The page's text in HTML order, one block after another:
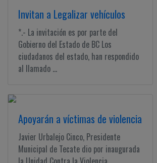
Invitan a Legalizar vehículos
*.- La invitación es por parte del
Gobierno del Estado de BC Los
ciudadanos del estado, han respondido
al llamado ...
Apoyarán a víctimas de violencia
Javier Urbalejo Cinco, Presidente
Municipal de Tecate dio por inaugurada